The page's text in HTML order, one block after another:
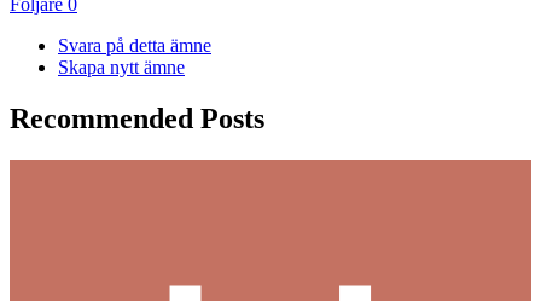
Följare 0
Svara på detta ämne
Skapa nytt ämne
Recommended Posts